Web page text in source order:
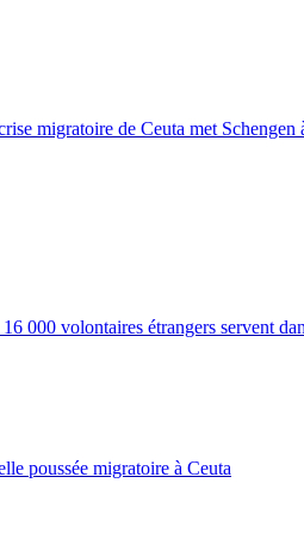
migratoire de Ceuta met Schengen
000 volontaires étrangers servent
poussée migratoire à Ceuta